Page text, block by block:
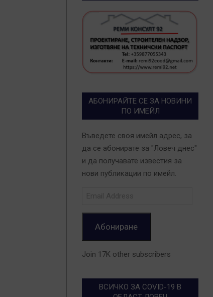
АБОНИРАЙТЕ СЕ ЗА НОВИНИ
ПО ИМЕЙЛ
Въведете своя имейл адрес, за
да се абонирате за "Ловеч днес"
и да получавате известия за
нови публикации по имейл.
Абониране
Join 17K other subscribers
ВСИЧКО ЗА COVID-19 В